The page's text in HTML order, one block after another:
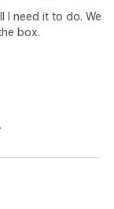
I need it to do. We
box.